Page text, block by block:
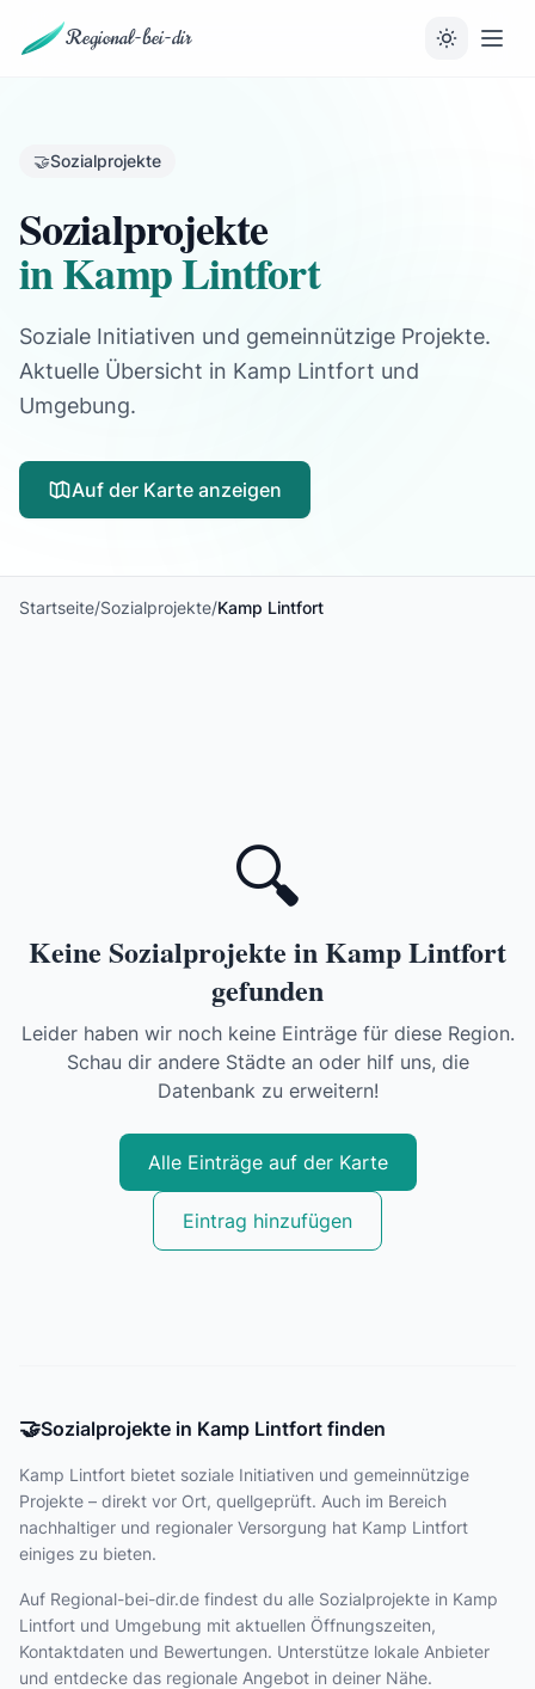
Regional-bei-dir
🤝Sozialprojekte
Sozialprojekte
in Kamp Lintfort
Soziale Initiativen und gemeinnützige Projekte.
Aktuelle Übersicht in Kamp Lintfort und
Umgebung.
Auf der Karte anzeigen
Startseite/Sozialprojekte/Kamp Lintfort
🔍
Keine Sozialprojekte in Kamp Lintfort
gefunden
Leider haben wir noch keine Einträge für diese Region.
Schau dir andere Städte an oder hilf uns, die
Datenbank zu erweitern!
Alle Einträge auf der Karte
Eintrag hinzufügen
🤝Sozialprojekte in Kamp Lintfort finden
Kamp Lintfort bietet soziale Initiativen und gemeinnützige
Projekte – direkt vor Ort, quellgeprüft. Auch im Bereich
nachhaltiger und regionaler Versorgung hat Kamp Lintfort
einiges zu bieten.
Auf Regional-bei-dir.de findest du alle Sozialprojekte in Kamp
Lintfort und Umgebung mit aktuellen Öffnungszeiten,
Kontaktdaten und Bewertungen. Unterstütze lokale Anbieter
und entdecke das regionale Angebot in deiner Nähe.